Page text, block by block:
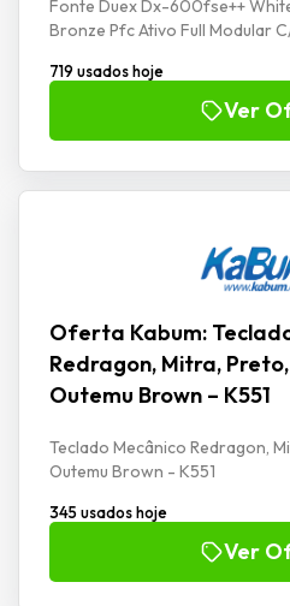
Fonte Duex Dx-600fse++
Bronze Pfc Ativo Full Modular
719 usados hoje
Ver
Oferta Kabum:
Redragon, Mitra,
Outemu Brown – K551
Teclado Mecânico Redragon,
Outemu Brown - K551
345 usados hoje
Ver